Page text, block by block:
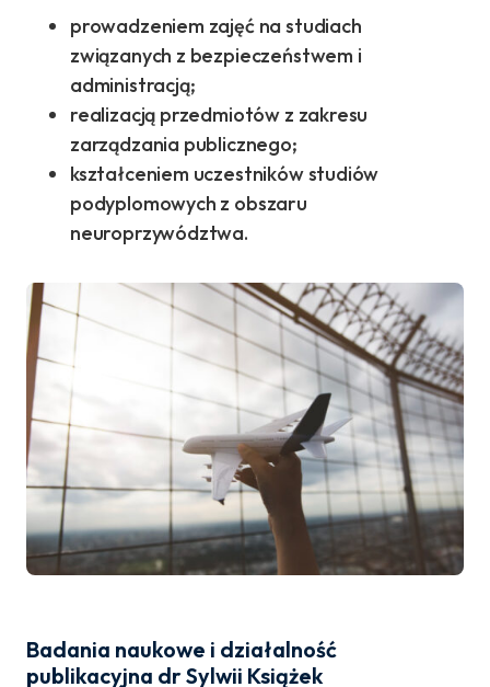
prowadzeniem zajęć na studiach
związanych z bezpieczeństwem i
administracją;
realizacją przedmiotów z zakresu
zarządzania publicznego;
kształceniem uczestników studiów
podyplomowych z obszaru
neuroprzywództwa.
Badania naukowe i działalność
publikacyjna dr Sylwii Książek